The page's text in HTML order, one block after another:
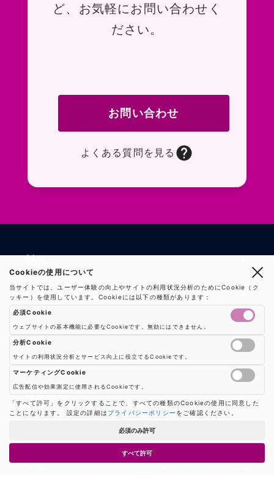
ど、お気軽にお問い合わせく
ださい。
お問い合わせ
よくある質問を見る
製品一覧
RFIDリーダー
RFIDチップ・モジュール
RFIDアンテナ
RFIDプリンター
RFIDタグ
ソリューション
RFIDソリューション
RFIDとセンサー
マシンビジョン
防爆製品
RFIDシールド
技術・サポート
技術記事一覧
活用事例
よくある質問
会社・サービス
会社概要
お知らせ
プレスリリース
お問い合わせ
事業内容
利用規約 | プライバシーポリシー | ショップ案内 | クッキー設定
Cookieの使用について
当サイトでは、ユーザー体験の向上やサイトの利用状況分析のためにCookie（ク
ッキー）を使用しています。Cookieには以下の種類があります：
必須Cookie
ウェブサイトの基本機能に必要なCookieです。無効にはできません。
分析Cookie
サイトの利用状況分析とサービス向上に役立てるCookieです。
Google AnalyticsやGoogle Tag Managerなどの分析ツールのCookieを制御しま
マーケティングCookie
広告配信や効果測定に使用されるCookieです。
広告配信や効果測定のためのCookieを制御します
「すべて許可」をクリックすることで、すべての種類のCookieの使用に同意した
ことになります。 設定の詳細は プライバシーポリシー をご確認ください。
必須のみ許可
すべて許可